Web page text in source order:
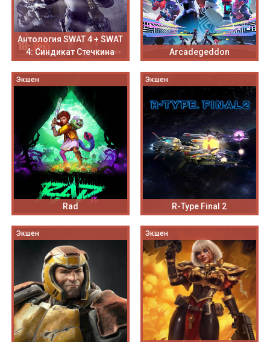
Антология SWAT 4 + SWAT
4: Синдикат Стечкина
Arcadegeddon
Экшен
Rad
Экшен
R-Type Final 2
Экшен Экшен